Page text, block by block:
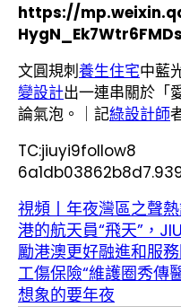
https://
文圓規刺養生住宅中藍
變設計出一連串關於「
論氣泡。｜記綠設計師
TC:jiuyi9follow8
視頻丨年夜灣區之聲
港的航天員“飛天”，
勵港澳更好融進和服
工傷保險“維護圈秀傳
想象的要年夜